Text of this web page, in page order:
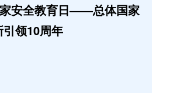
家安全教育日——总体国家
引领10周年